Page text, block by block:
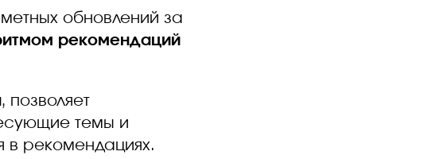
обновлений за
рекомендаций
, позволяет
темы и
в рекомендациях.